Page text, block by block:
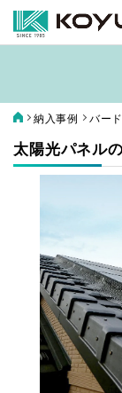
製品情報
製品情報トップ
選ばれる理由
コラム
オンラインショッ
お問
納入事例 バー
太陽光パネル